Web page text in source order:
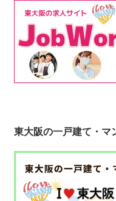
東大阪の一戸建て・マ